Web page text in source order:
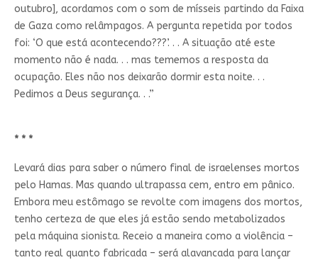
outubro], acordamos com o som de mísseis partindo da Faixa
de Gaza como relâmpagos. A pergunta repetida por todos
foi: ‘O que está acontecendo???’. . . A situação até este
momento não é nada. . . mas tememos a resposta da
ocupação. Eles não nos deixarão dormir esta noite. . .
Pedimos a Deus segurança. . .”
* * *
Levará dias para saber o número final de israelenses mortos
pelo Hamas. Mas quando ultrapassa cem, entro em pânico.
Embora meu estômago se revolte com imagens dos mortos,
tenho certeza de que eles já estão sendo metabolizados
pela máquina sionista. Receio a maneira como a violência –
tanto real quanto fabricada – será alavancada para lançar